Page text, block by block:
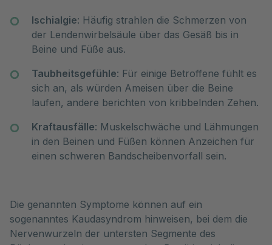
Ischialgie: Häufig strahlen die Schmerzen von
der Lendenwirbelsäule über das Gesäß bis in
Beine und Füße aus.
Taubheitsgefühle: Für einige Betroffene fühlt es
sich an, als würden Ameisen über die Beine
laufen, andere berichten von kribbelnden Zehen.
Kraftausfälle: Muskelschwäche und Lähmungen
in den Beinen und Füßen können Anzeichen für
einen schweren Bandscheibenvorfall sein.
Die genannten Symptome können auf ein
sogenanntes Kaudasyndrom hinweisen, bei dem die
Nervenwurzeln der untersten Segmente des